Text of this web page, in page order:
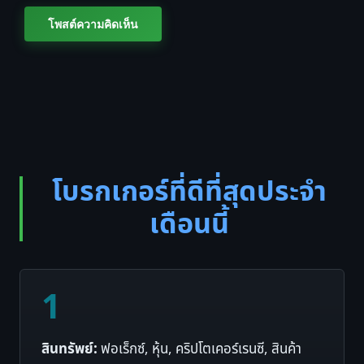
โบรกเกอร์ที่ดีที่สุดประจำ
เดือนนี้
1
สินทรัพย์:ฟอเร็กซ์, หุ้น, คริปโตเคอร์เรนซี, สินค้า